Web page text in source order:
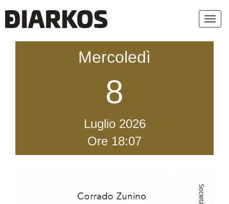
Mercoledì
8
Luglio 2026
Ore 18:07